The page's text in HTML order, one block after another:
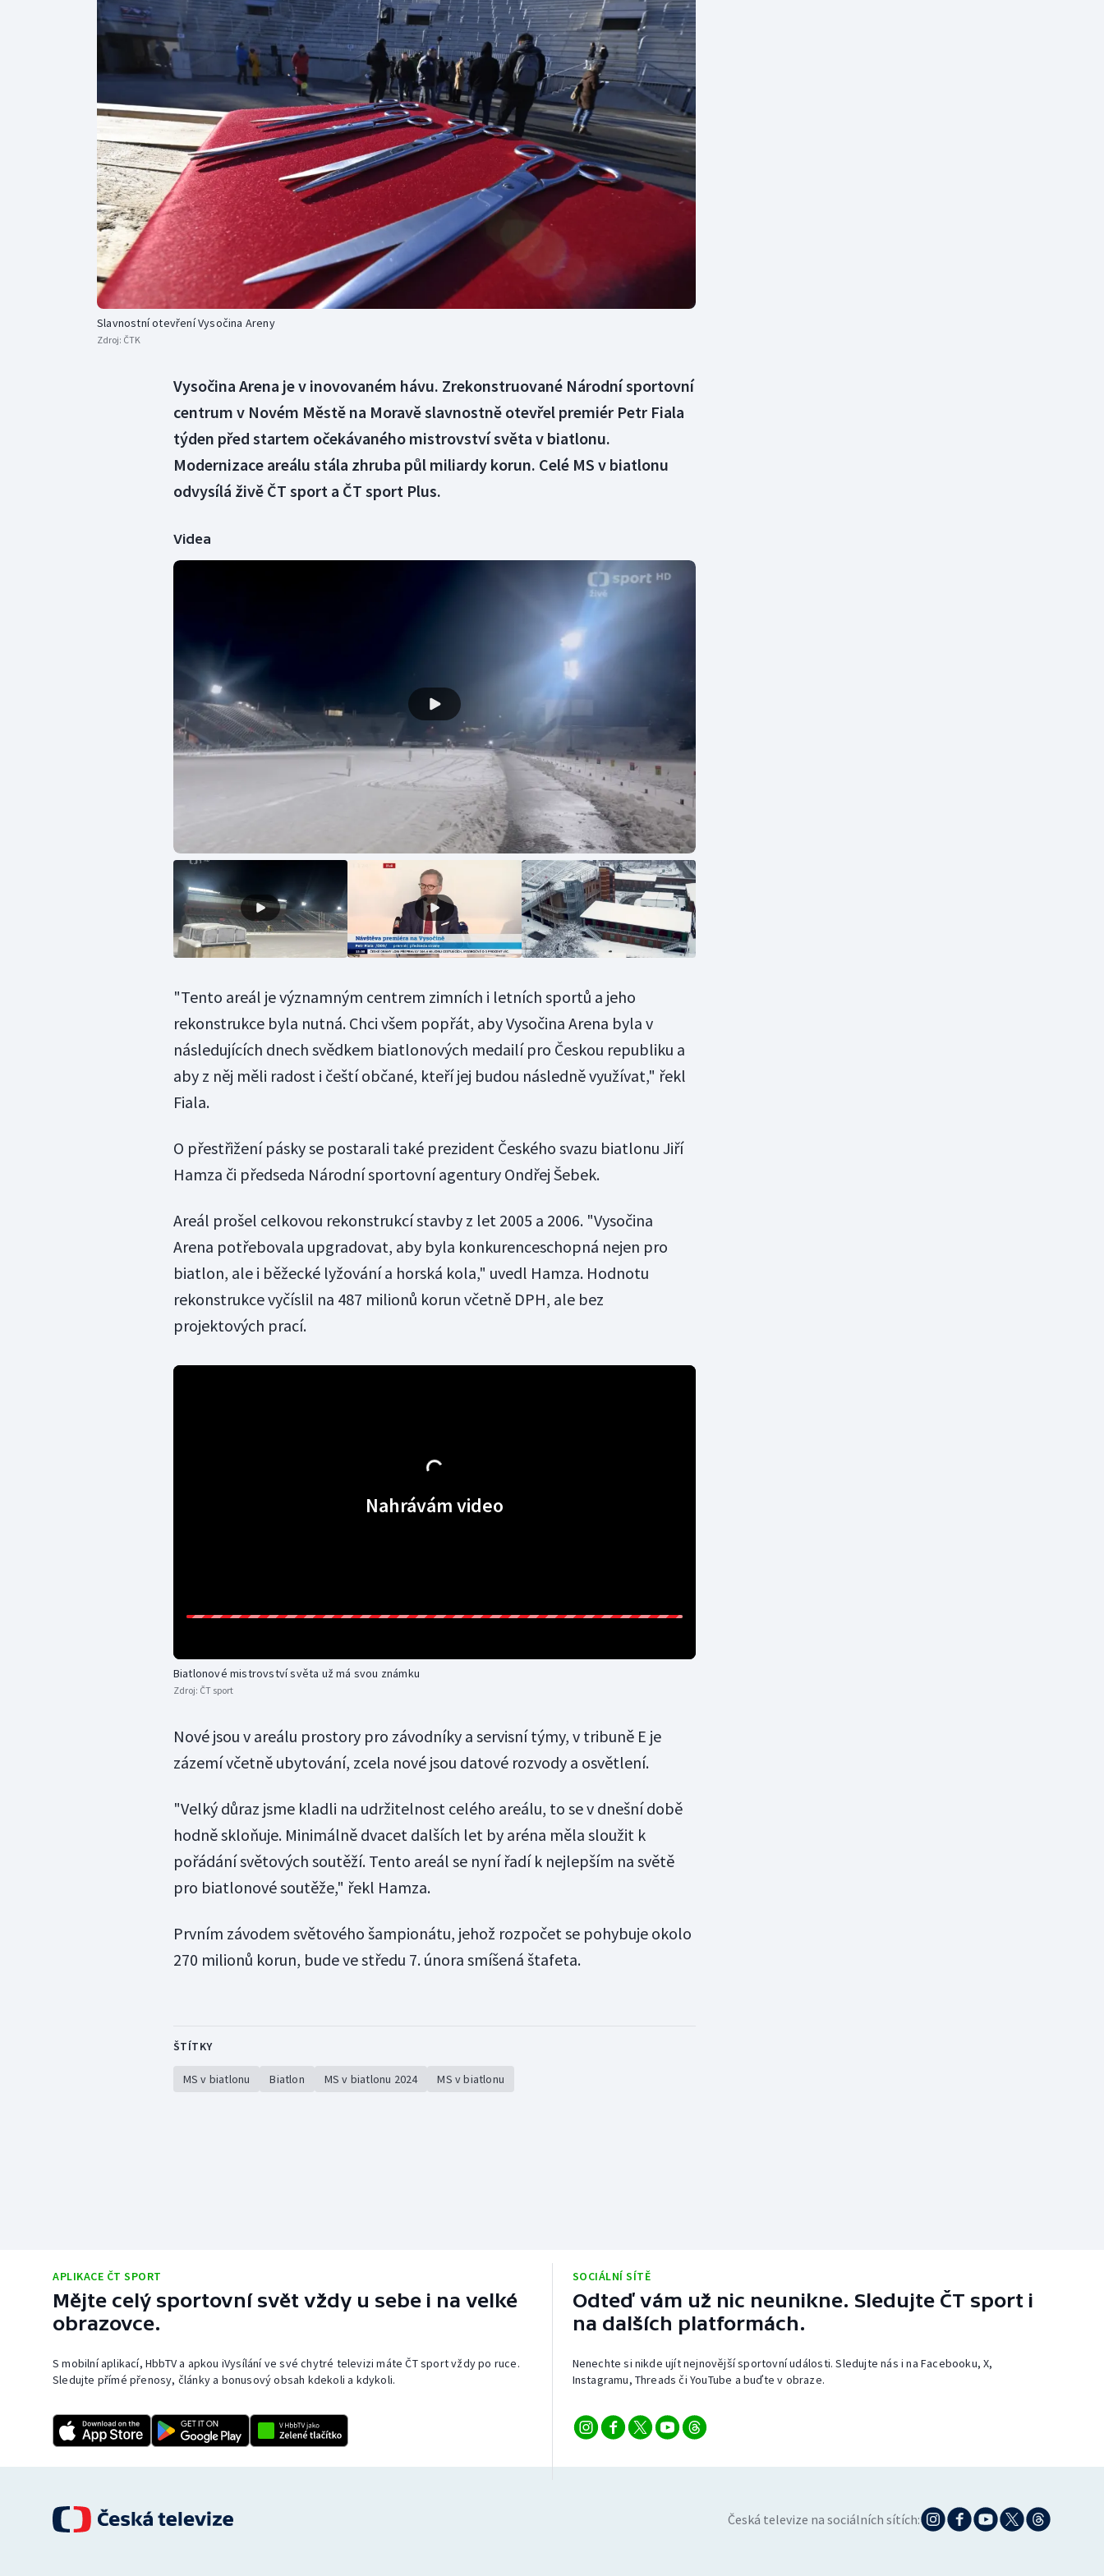
Curling
Dostihy
Florbal
Futsal
Golf
Gymnastika
Moderní pětiboj
Motorsport
Olympijské hry
Parasport
Plavání
Plážový volejbal
Triatlon
Veslování
Vodní slalom
Volejbal
Ostatní
Slavnostní otevření Vysočina Areny
Zdroj: ČTK
Vysočina Arena je v inovovaném hávu. Zrekonstruované Národní sportovní
centrum v Novém Městě na Moravě slavnostně otevřel premiér Petr Fiala
týden před startem očekávaného mistrovství světa v biatlonu.
Modernizace areálu stála zhruba půl miliardy korun. Celé MS v biatlonu
odvysílá živě ČT sport a ČT sport Plus.
Videa
"Tento areál je významným centrem zimních i letních sportů a jeho
rekonstrukce byla nutná. Chci všem popřát, aby Vysočina Arena byla v
následujících dnech svědkem biatlonových medailí pro Českou republiku a
aby z něj měli radost i čeští občané, kteří jej budou následně využívat," řekl
Fiala.
O přestřižení pásky se postarali také prezident Českého svazu biatlonu Jiří
Hamza či předseda Národní sportovní agentury Ondřej Šebek.
Areál prošel celkovou rekonstrukcí stavby z let 2005 a 2006. "Vysočina
Arena potřebovala upgradovat, aby byla konkurenceschopná nejen pro
biatlon, ale i běžecké lyžování a horská kola," uvedl Hamza. Hodnotu
rekonstrukce vyčíslil na 487 milionů korun včetně DPH, ale bez
projektových prací.
Nahrávám video
Biatlonové mistrovství světa už má svou známku
Zdroj: ČT sport
Nové jsou v areálu prostory pro závodníky a servisní týmy, v tribuně E je
zázemí včetně ubytování, zcela nové jsou datové rozvody a osvětlení.
"Velký důraz jsme kladli na udržitelnost celého areálu, to se v dnešní době
hodně skloňuje. Minimálně dvacet dalších let by aréna měla sloužit k
pořádání světových soutěží. Tento areál se nyní řadí k nejlepším na světě
pro biatlonové soutěže," řekl Hamza.
Prvním závodem světového šampionátu, jehož rozpočet se pohybuje okolo
270 milionů korun, bude ve středu 7. února smíšená štafeta.
ŠTÍTKY
MS v biatlonu Biatlon MS v biatlonu 2024 MS v biatlonu
APLIKACE ČT SPORT
Mějte celý sportovní svět vždy u sebe i na velké
obrazovce.
S mobilní aplikací, HbbTV a apkou iVysílání ve své chytré televizi máte ČT sport vždy po ruce.
Sledujte přímé přenosy, články a bonusový obsah kdekoli a kdykoli.
SOCIÁLNÍ SÍTĚ
Odteď vám už nic neunikne. Sledujte ČT sport i
na dalších platformách.
Nenechte si nikde ujít nejnovější sportovní události. Sledujte nás i na Facebooku, X,
Instagramu, Threads či YouTube a buďte v obraze.
Česká televize na sociálních sítích: